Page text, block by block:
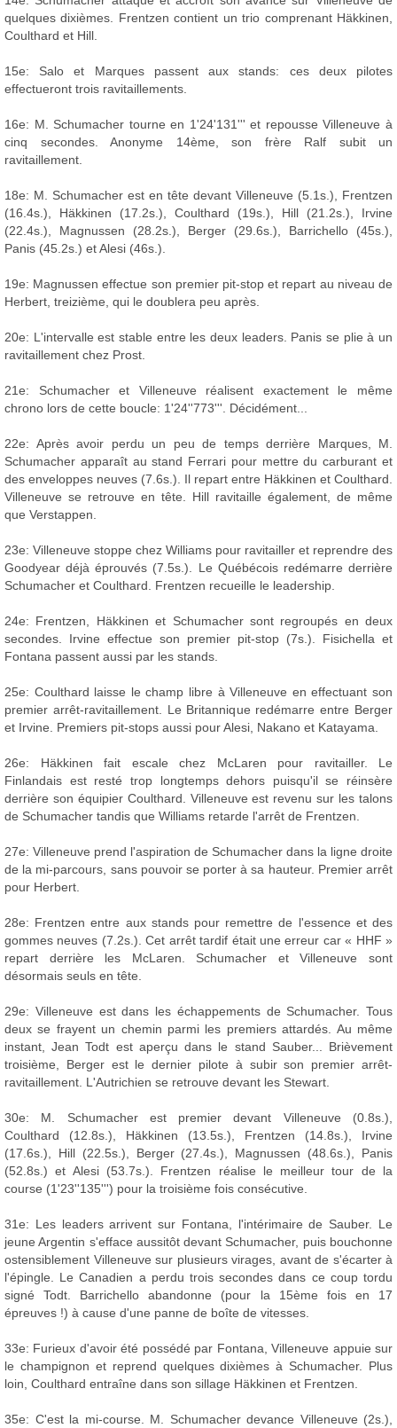
quelques dixièmes. Frentzen contient un trio comprenant Häkkinen,
Coulthard et Hill.
15e: Salo et Marques passent aux stands: ces deux pilotes
effectueront trois ravitaillements.
16e: M. Schumacher tourne en 1'24'131''' et repousse Villeneuve à
cinq secondes. Anonyme 14ème, son frère Ralf subit un
ravitaillement.
18e: M. Schumacher est en tête devant Villeneuve (5.1s.), Frentzen
(16.4s.), Häkkinen (17.2s.), Coulthard (19s.), Hill (21.2s.), Irvine
(22.4s.), Magnussen (28.2s.), Berger (29.6s.), Barrichello (45s.),
Panis (45.2s.) et Alesi (46s.).
19e: Magnussen effectue son premier pit-stop et repart au niveau de
Herbert, treizième, qui le doublera peu après.
20e: L'intervalle est stable entre les deux leaders. Panis se plie à un
ravitaillement chez Prost.
21e: Schumacher et Villeneuve réalisent exactement le même
chrono lors de cette boucle: 1'24''773'''. Décidément...
22e: Après avoir perdu un peu de temps derrière Marques, M.
Schumacher apparaît au stand Ferrari pour mettre du carburant et
des enveloppes neuves (7.6s.). Il repart entre Häkkinen et Coulthard.
Villeneuve se retrouve en tête. Hill ravitaille également, de même
que Verstappen.
23e: Villeneuve stoppe chez Williams pour ravitailler et reprendre des
Goodyear déjà éprouvés (7.5s.). Le Québécois redémarre derrière
Schumacher et Coulthard. Frentzen recueille le leadership.
24e: Frentzen, Häkkinen et Schumacher sont regroupés en deux
secondes. Irvine effectue son premier pit-stop (7s.). Fisichella et
Fontana passent aussi par les stands.
25e: Coulthard laisse le champ libre à Villeneuve en effectuant son
premier arrêt-ravitaillement. Le Britannique redémarre entre Berger
et Irvine. Premiers pit-stops aussi pour Alesi, Nakano et Katayama.
26e: Häkkinen fait escale chez McLaren pour ravitailler. Le
Finlandais est resté trop longtemps dehors puisqu'il se réinsère
derrière son équipier Coulthard. Villeneuve est revenu sur les talons
de Schumacher tandis que Williams retarde l'arrêt de Frentzen.
27e: Villeneuve prend l'aspiration de Schumacher dans la ligne droite
de la mi-parcours, sans pouvoir se porter à sa hauteur. Premier arrêt
pour Herbert.
28e: Frentzen entre aux stands pour remettre de l'essence et des
gommes neuves (7.2s.). Cet arrêt tardif était une erreur car « HHF »
repart derrière les McLaren. Schumacher et Villeneuve sont
désormais seuls en tête.
29e: Villeneuve est dans les échappements de Schumacher. Tous
deux se frayent un chemin parmi les premiers attardés. Au même
instant, Jean Todt est aperçu dans le stand Sauber... Brièvement
troisième, Berger est le dernier pilote à subir son premier arrêt-
ravitaillement. L'Autrichien se retrouve devant les Stewart.
30e: M. Schumacher est premier devant Villeneuve (0.8s.),
Coulthard (12.8s.), Häkkinen (13.5s.), Frentzen (14.8s.), Irvine
(17.6s.), Hill (22.5s.), Berger (27.4s.), Magnussen (48.6s.), Panis
(52.8s.) et Alesi (53.7s.). Frentzen réalise le meilleur tour de la
course (1'23''135''') pour la troisième fois consécutive.
31e: Les leaders arrivent sur Fontana, l'intérimaire de Sauber. Le
jeune Argentin s'efface aussitôt devant Schumacher, puis bouchonne
ostensiblement Villeneuve sur plusieurs virages, avant de s'écarter à
l'épingle. Le Canadien a perdu trois secondes dans ce coup tordu
signé Todt. Barrichello abandonne (pour la 15ème fois en 17
épreuves !) à cause d'une panne de boîte de vitesses.
33e: Furieux d'avoir été possédé par Fontana, Villeneuve appuie sur
le champignon et reprend quelques dixièmes à Schumacher. Plus
loin, Coulthard entraîne dans son sillage Häkkinen et Frentzen.
35e: C'est la mi-course. M. Schumacher devance Villeneuve (2s.),